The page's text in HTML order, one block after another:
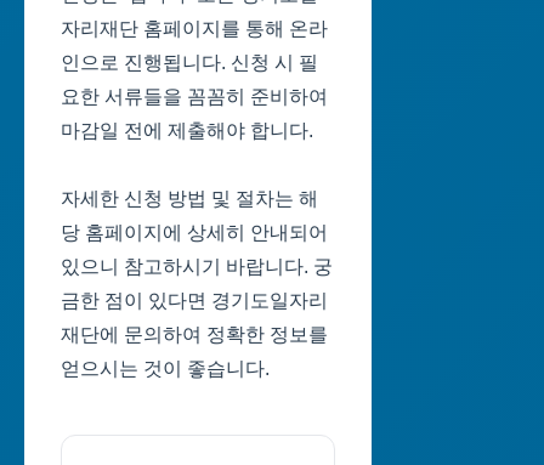
자리재단 홈페이지를 통해 온라
인으로 진행됩니다. 신청 시 필
요한 서류들을 꼼꼼히 준비하여
마감일 전에 제출해야 합니다.
자세한 신청 방법 및 절차는 해
당 홈페이지에 상세히 안내되어
있으니 참고하시기 바랍니다. 궁
금한 점이 있다면 경기도일자리
재단에 문의하여 정확한 정보를
얻으시는 것이 좋습니다.